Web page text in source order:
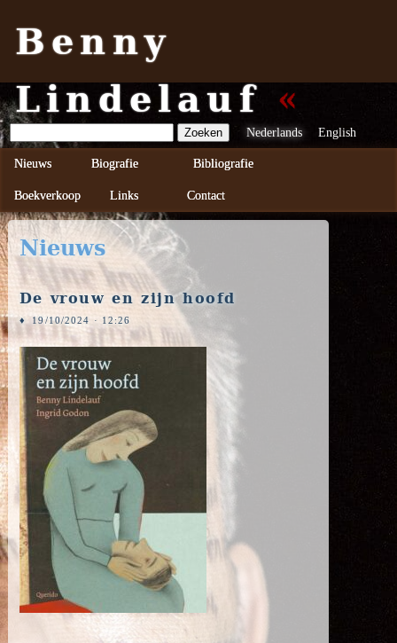
Benny
Lindelauf
Nederlands English
Nieuws Biografie Bibliografie
Boekverkoop Links Contact
Nieuws
De vrouw en zijn hoofd
♦ 19/10/2024 · 12:26